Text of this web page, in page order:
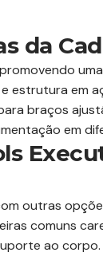
da
estrutura em
braços
em
outras
comuns
ao